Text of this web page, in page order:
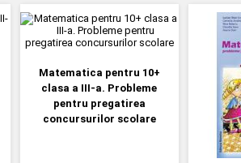
Matematica pentru 10+
clasa a III-a. Probleme
pentru pregatirea
concursurilor scolare